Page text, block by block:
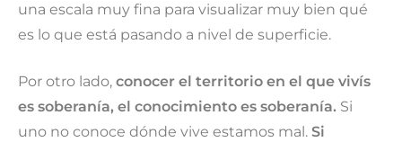
una escala muy fina para visualizar muy bien qué
es lo que está pasando a nivel de superficie.
Por otro lado, conocer el territorio en el que vivís
es soberanía, el conocimiento es soberanía. Si
uno no conoce dónde vive estamos mal. Si